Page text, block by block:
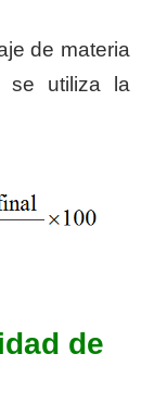
de materia
utiliza la
de